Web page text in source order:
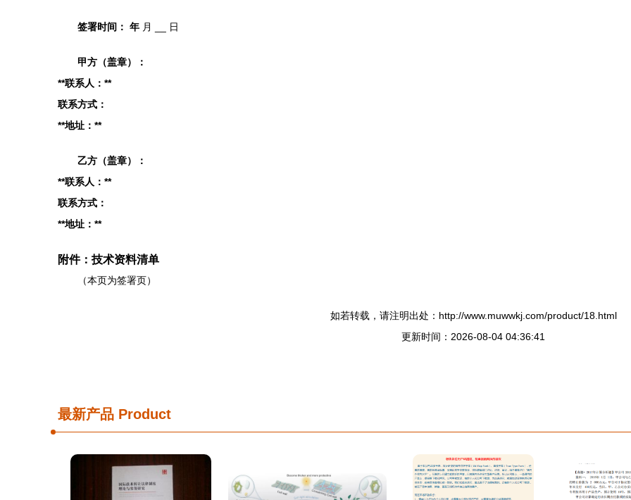
签署时间： 年 月 __ 日
甲方（盖章）：
**联系人：**
联系方式：
**地址：**
乙方（盖章）：
**联系人：**
联系方式：
**地址：**
附件：技术资料清单
（本页为签署页）
如若转载，请注明出处：http://www.muwwkj.com/product/18.html
更新时间：2026-08-04 04:36:41
最新产品 Product